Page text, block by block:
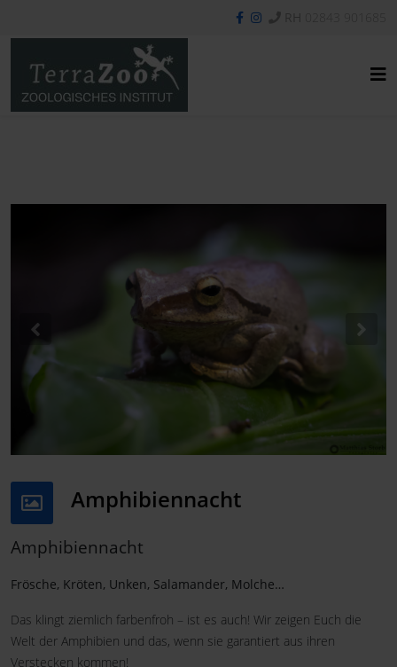
Previous
Amphibiennacht
Amphibiennacht
Frösche, Kröten, Unken, Salamander, Molche…
Das klingt ziemlich farbenfroh – ist es auch! Wir zeigen Euch die
Welt der Amphibien und das, wenn sie garantiert aus ihren
Verstecken kommen!